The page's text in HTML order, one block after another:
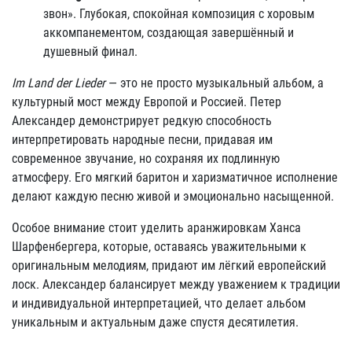
звон». Глубокая, спокойная композиция с хоровым
аккомпанементом, создающая завершённый и
душевный финал.
Im Land der Lieder— это не просто музыкальный альбом, а
культурный мост между Европой и Россией. Петер
Александер демонстрирует редкую способность
интерпретировать народные песни, придавая им
современное звучание, но сохраняя их подлинную
атмосферу. Его мягкий баритон и харизматичное исполнение
делают каждую песню живой и эмоционально насыщенной.
Особое внимание стоит уделить аранжировкам Ханса
Шарфенбергера, которые, оставаясь уважительными к
оригинальным мелодиям, придают им лёгкий европейский
лоск. Александер балансирует между уважением к традиции
и индивидуальной интерпретацией, что делает альбом
уникальным и актуальным даже спустя десятилетия.